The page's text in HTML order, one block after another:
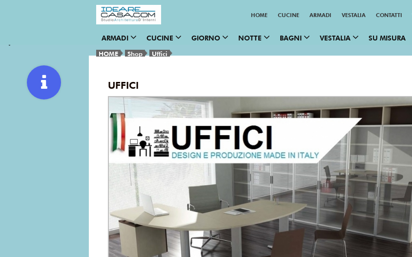
HOME CUCINE ARMADI VESTALIA CONTATTI
ARMADI CUCINE GIORNO NOTTE BAGNI VESTALIA SU MISURA
HOME Shop Uffici
UFFICI